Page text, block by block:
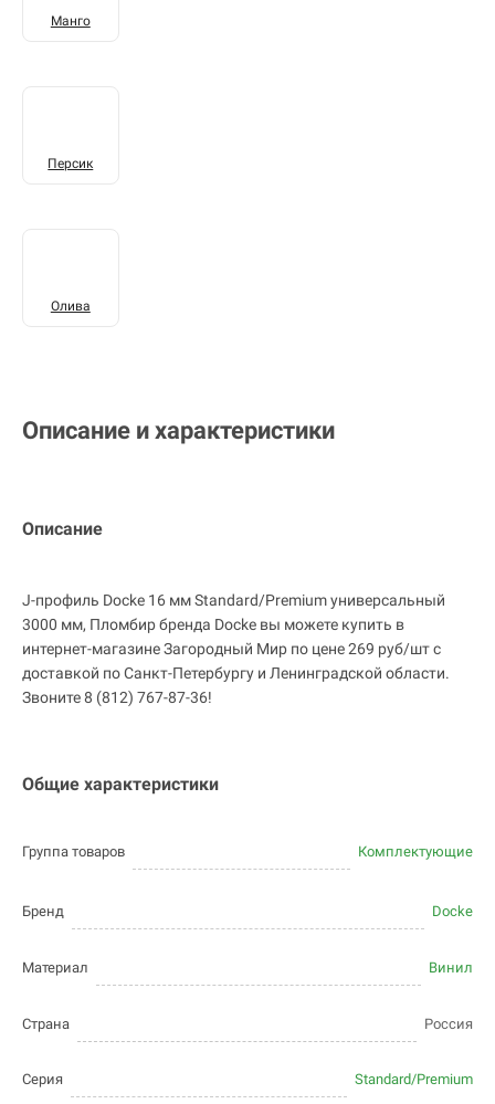
Манго
Персик
Олива
Описание и характеристики
Описание
J-профиль Docke 16 мм Standard/Premium универсальный
3000 мм, Пломбир бренда Docke вы можете купить в
интернет-магазине Загородный Мир по цене 269 руб/шт с
доставкой по Санкт-Петербургу и Ленинградской области.
Звоните 8 (812) 767-87-36!
Общие характеристики
Группа товаров Комплектующие
Бренд Docke
Материал Винил
Страна Россия
Серия Standard/Premium